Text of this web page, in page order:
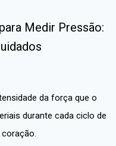
Medir Pressão:
da força que o
durante cada ciclo de